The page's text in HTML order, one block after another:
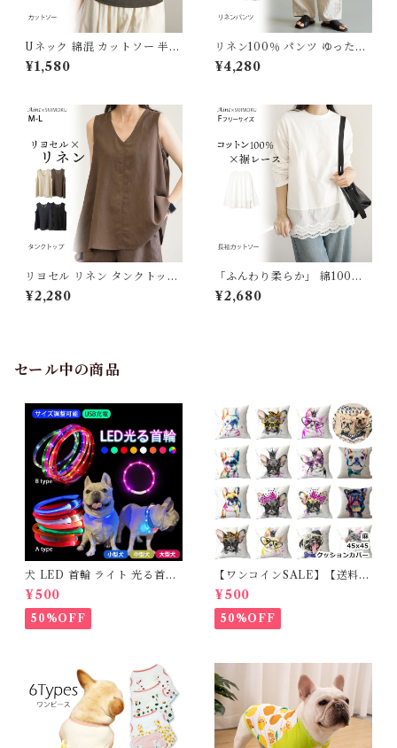
Uネック 綿混 カットソー 半袖
Tシャツ レディース トップス
リブ デイリー インナー 肌触り
ィス スーツ シンプル ブラック
ホワイト J-25465 スイモク
【水沐良品】
¥1,580
リネン100％ パンツ ゆったり
リネンパンツ 麻 リネン レディ
ース イージーパンツ 無地 おし
材 麻100％ 春 夏 S M L 通勤
着回し J-25867861 スイモク
【水沐良品】
¥4,280
リヨセル リネン タンクトップ
ノースリーブ トップス Vネッ
ク ゆったり 4色展開 麻 レディ
良品】
¥2,280
「ふんわり柔らか」 綿100％
ロンT カットソー レイヤード
重ね着 裾レース 長袖Tシャツ
¥2,680
セール中の商品
犬 LED 首輪 ライト 光る首輪
USB充電 生活防水 長さ調整可
能 首輪 犬用 ペット カラー ペ
ット用品 軽量 ドッグ用品 フレ
ンチブルドック 大型犬 中型犬
¥500
50%OFF
【ワンコインSALE】【送料無
料】KM503G クッションカバ
ー フレンチブルドッグ クリー
ム フレブル
¥500
50%OFF